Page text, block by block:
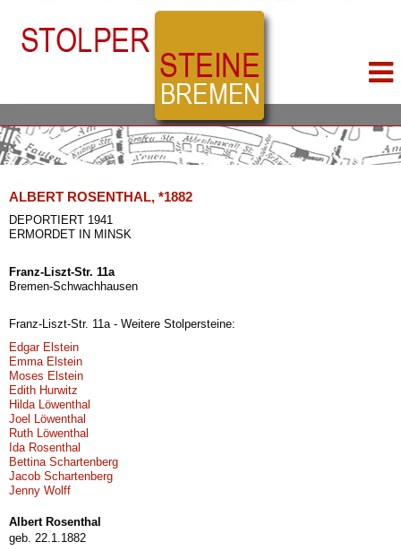
ALBERT ROSENTHAL, *1882
DEPORTIERT 1941
ERMORDET IN MINSK
Franz-Liszt-Str. 11a
Bremen-Schwachhausen
Franz-Liszt-Str. 11a - Weitere Stolpersteine:
Edgar Elstein
Emma Elstein
Moses Elstein
Edith Hurwitz
Hilda Löwenthal
Joel Löwenthal
Ruth Löwenthal
Ida Rosenthal
Bettina Schartenberg
Jacob Schartenberg
Jenny Wolff
Albert Rosenthal
geb. 22.1.1882